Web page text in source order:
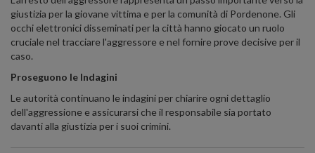
giustizia per la giovane vittima e per la comunità di Pordenone. Gli
occhi elettronici disseminati per la città hanno giocato un ruolo
cruciale nel tracciare l'aggressore e nel fornire prove decisive per il
caso.
Proseguono le Indagini
Le autorità continuano le indagini per chiarire ogni dettaglio
dell'aggressione e assicurarsi che il responsabile sia portato
davanti alla giustizia per i suoi crimini.